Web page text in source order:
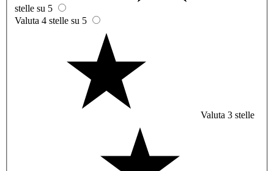
stelle su 5
Valuta 4 stelle su 5
Valuta 3 stelle